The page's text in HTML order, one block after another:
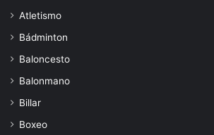
Atletismo
Bádminton
Baloncesto
Balonmano
Billar
Boxeo